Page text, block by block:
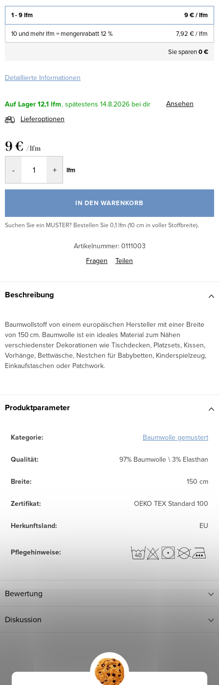
1 - 9 lfm 9 €/ lfm
10 und mehr lfm = mengenrabatt 12 % 7,92 €/ lfm
Sie sparen0 €
Detaillierte Informationen
Auf Lager 12,1 lfm 14.8.2026
Ansehen
Lieferoptionen
9 € / lfm
lfm
IN DEN WARENKORB
Suchen Sie ein MUSTER? Bestellen Sie 0,1 lfm (10 cm in voller Stoffbreite).
Artikelnummer: 0111003
Fragen
Teilen
Beschreibung
Baumwollstoff von einem europäischen Hersteller mit einer Breite
von 150 cm. Baumwolle ist ein ideales Material zum Nähen
verschiedenster Dekorationen wie Tischdecken, Platzsets, Kissen,
Vorhänge, Bettwäsche, Nestchen für Babybetten, Kinderspielzeug,
Einkaufstaschen oder Patchwork.
Produktparameter
Kategorie: Baumwolle gemustert
Qualität: 97% Baumwolle \ 3% Elasthan
Breite: 150 cm
Zertifikat: OEKO TEX Standard 100
Herkunftsland: EU
Pflegehinweise:
Bewertung
Diskussion